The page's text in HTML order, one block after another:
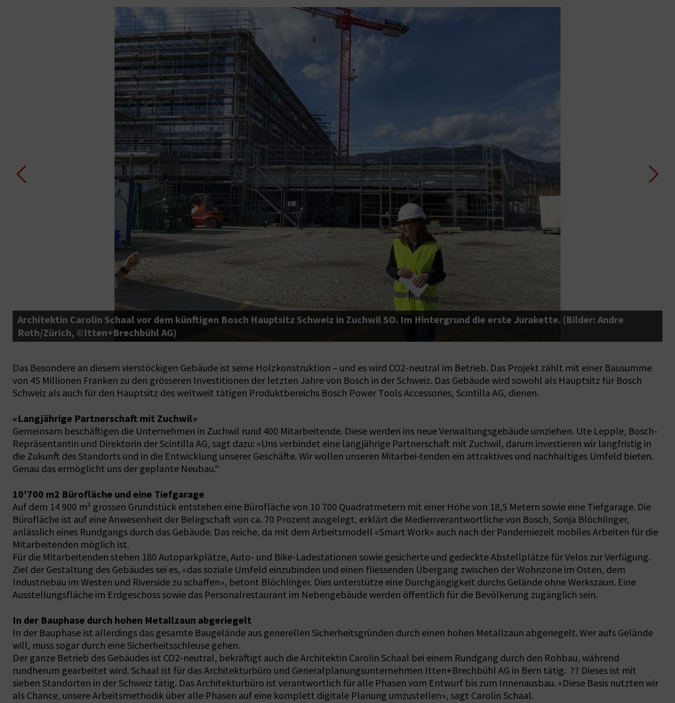
Architektin Carolin Schaal vor dem künftigen Bosch Hauptsitz Schweiz in Zuchwil SO. Im Hintergrund die erste Jurakette. (Bilder: Andre
Roth/Zürich, ©Itten+Brechbühl AG)
Das Besondere an diesem vierstöckigen Gebäude ist seine Holzkonstruktion – und es wird CO2-neutral im Betrieb. Das Projekt zählt mit einer Bausumme
von 45 Millionen Franken zu den grösseren Investitionen der letzten Jahre von Bosch in der Schweiz. Das Gebäude wird sowohl als Hauptsitz für Bosch
Schweiz als auch für den Hauptsitz des weltweit tätigen Produktbereichs Bosch Power Tools Accessories, Scintilla AG, dienen.
«Langjährige Partnerschaft mit Zuchwil»
Gemeinsam beschäftigen die Unternehmen in Zuchwil rund 400 Mitarbeitende. Diese werden ins neue Verwaltungsgebäude umziehen. Ute Lepple, Bosch-
Repräsentantin und Direktorin der Scintilla AG, sagt dazu: «Uns verbindet eine langjährige Partnerschaft mit Zuchwil, darum investieren wir langfristig in
die Zukunft des Standorts und in die Entwicklung unserer Geschäfte. Wir wollen unseren Mitarbei-tenden ein attraktives und nachhaltiges Umfeld bieten.
Genau das ermöglicht uns der geplante Neubau.“
10'700 m2 Bürofläche und eine Tiefgarage
Auf dem 14 900 m² grossen Grundstück entstehen eine Bürofläche von 10 700 Quadratmetern mit einer Höhe von 18,5 Metern sowie eine Tiefgarage. Die
Bürofläche ist auf eine Anwesenheit der Belegschaft von ca. 70 Prozent ausgelegt, erklärt die Medienverantwortliche von Bosch, Sonja Blöchlinger,
anlässlich eines Rundgangs durch das Gebäude. Das reiche, da mit dem Arbeitsmodell «Smart Work» auch nach der Pandemiezeit mobiles Arbeiten für die
Mitarbeitenden möglich ist.
Für die Mitarbeitenden stehen 180 Autoparkplätze, Auto- und Bike-Ladestationen sowie gesicherte und gedeckte Abstellplätze für Velos zur Verfügung.
Ziel der Gestaltung des Gebäudes sei es, «das soziale Umfeld einzubinden und einen fliessenden Übergang zwischen der Wohnzone im Osten, dem
Industriebau im Westen und Riverside zu schaffen», betont Blöchlinger. Dies unterstütze eine Durchgängigkeit durchs Gelände ohne Werkszaun. Eine
Ausstellungsfläche im Erdgeschoss sowie das Personalrestaurant im Nebengebäude werden öffentlich für die Bevölkerung zugänglich sein.
In der Bauphase durch hohen Metallzaun abgeriegelt
In der Bauphase ist allerdings das gesamte Baugelände aus generellen Sicherheitsgründen durch einen hohen Metallzaun abgeriegelt. Wer aufs Gelände
will, muss sogar durch eine Sicherheitsschleuse gehen.
Der ganze Betrieb des Gebäudes ist CO2-neutral, bekräftigt auch die Architektin Carolin Schaal bei einem Rundgang durch den Rohbau, während
rundherum gearbeitet wird. Schaal ist für das Architekturbüro und Generalplanungsunternehmen Itten+Brechbühl AG in Bern tätig. ?? Dieses ist mit
sieben Standorten in der Schweiz tätig. Das Architekturbüro ist verantwortlich für alle Phasen vom Entwurf bis zum Innenausbau. «Diese Basis nutzten wir
als Chance, unsere Arbeitsmethodik über alle Phasen auf eine komplett digitale Planung umzustellen», sagt Carolin Schaal.